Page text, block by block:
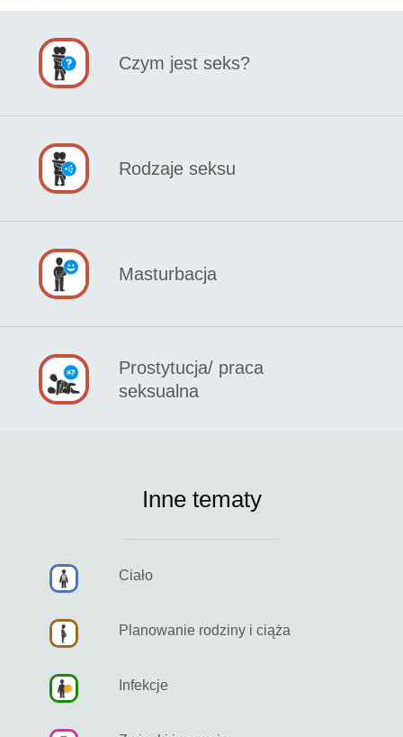
Czym jest seks?
Rodzaje seksu
Masturbacja
Prostytucja/ praca
seksualna
Inne tematy
Ciało
Planowanie rodziny i ciąża
Infekcje